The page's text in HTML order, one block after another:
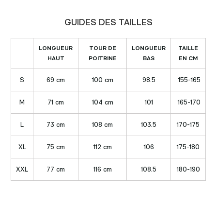
GUIDES DES TAILLES
LONGUEUR
HAUT
TOUR DE
POITRINE
LONGUEUR
BAS
TAILLE
EN CM
S 69 cm 100 cm 98.5 155-165
M 71 cm 104 cm 101 165-170
L 73 cm 108 cm 103.5 170-175
XL 75 cm 112 cm 106 175-180
XXL 77 cm 116 cm 108.5 180-190